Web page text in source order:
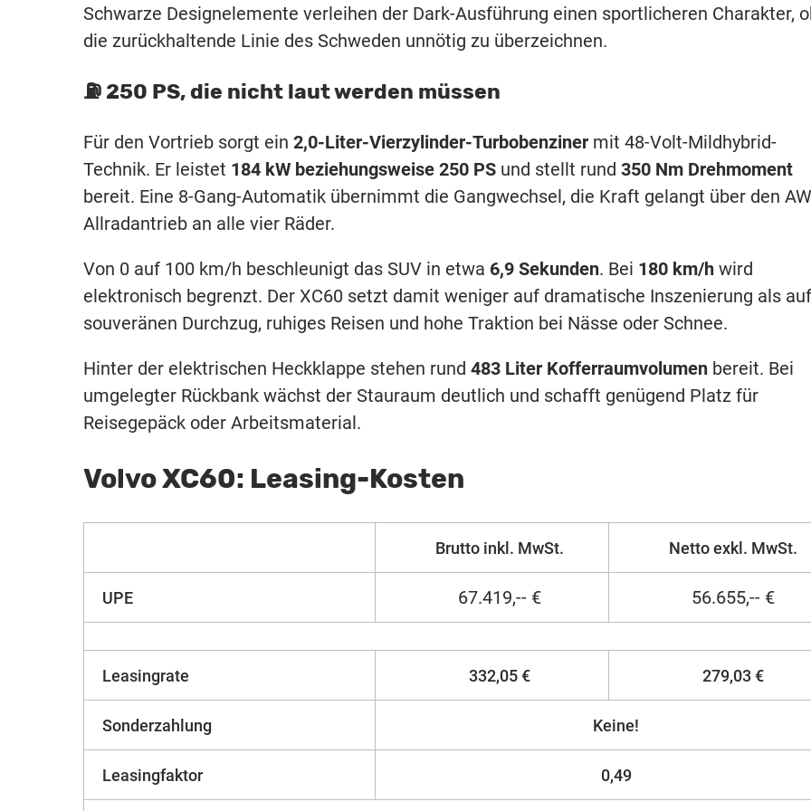
Schwarze Designelemente verleihen der Dark-Ausführung einen sportlicheren Charakter,
die zurückhaltende Linie des Schweden unnötig zu überzeichnen.
⛽️ 250 PS, die nicht laut werden müssen
Für den Vortrieb sorgt ein 2,0-Liter-Vierzylinder-Turbobenziner mit 48-Volt-Mildhybrid-
Technik. Er leistet 184 kW beziehungsweise 250 PS und stellt rund 350 Nm Drehmoment
bereit. Eine 8-Gang-Automatik übernimmt die Gangwechsel, die Kraft gelangt über den
Allradantrieb an alle vier Räder.
Von 0 auf 100 km/h beschleunigt das SUV in etwa 6,9 Sekunden. Bei 180 km/h wird
elektronisch begrenzt. Der XC60 setzt damit weniger auf dramatische Inszenierung als auf
souveränen Durchzug, ruhiges Reisen und hohe Traktion bei Nässe oder Schnee.
Hinter der elektrischen Heckklappe stehen rund 483 Liter Kofferraumvolumen bereit. Bei
umgelegter Rückbank wächst der Stauraum deutlich und schafft genügend Platz für
Reisegepäck oder Arbeitsmaterial.
Volvo XC60: Leasing-Kosten
Brutto inkl. MwSt. Netto exkl. MwSt.
UPE 67.419,-- € 56.655,-- €
Leasingrate 332,05 € 279,03 €
Sonderzahlung Keine!
Leasingfaktor 0,49